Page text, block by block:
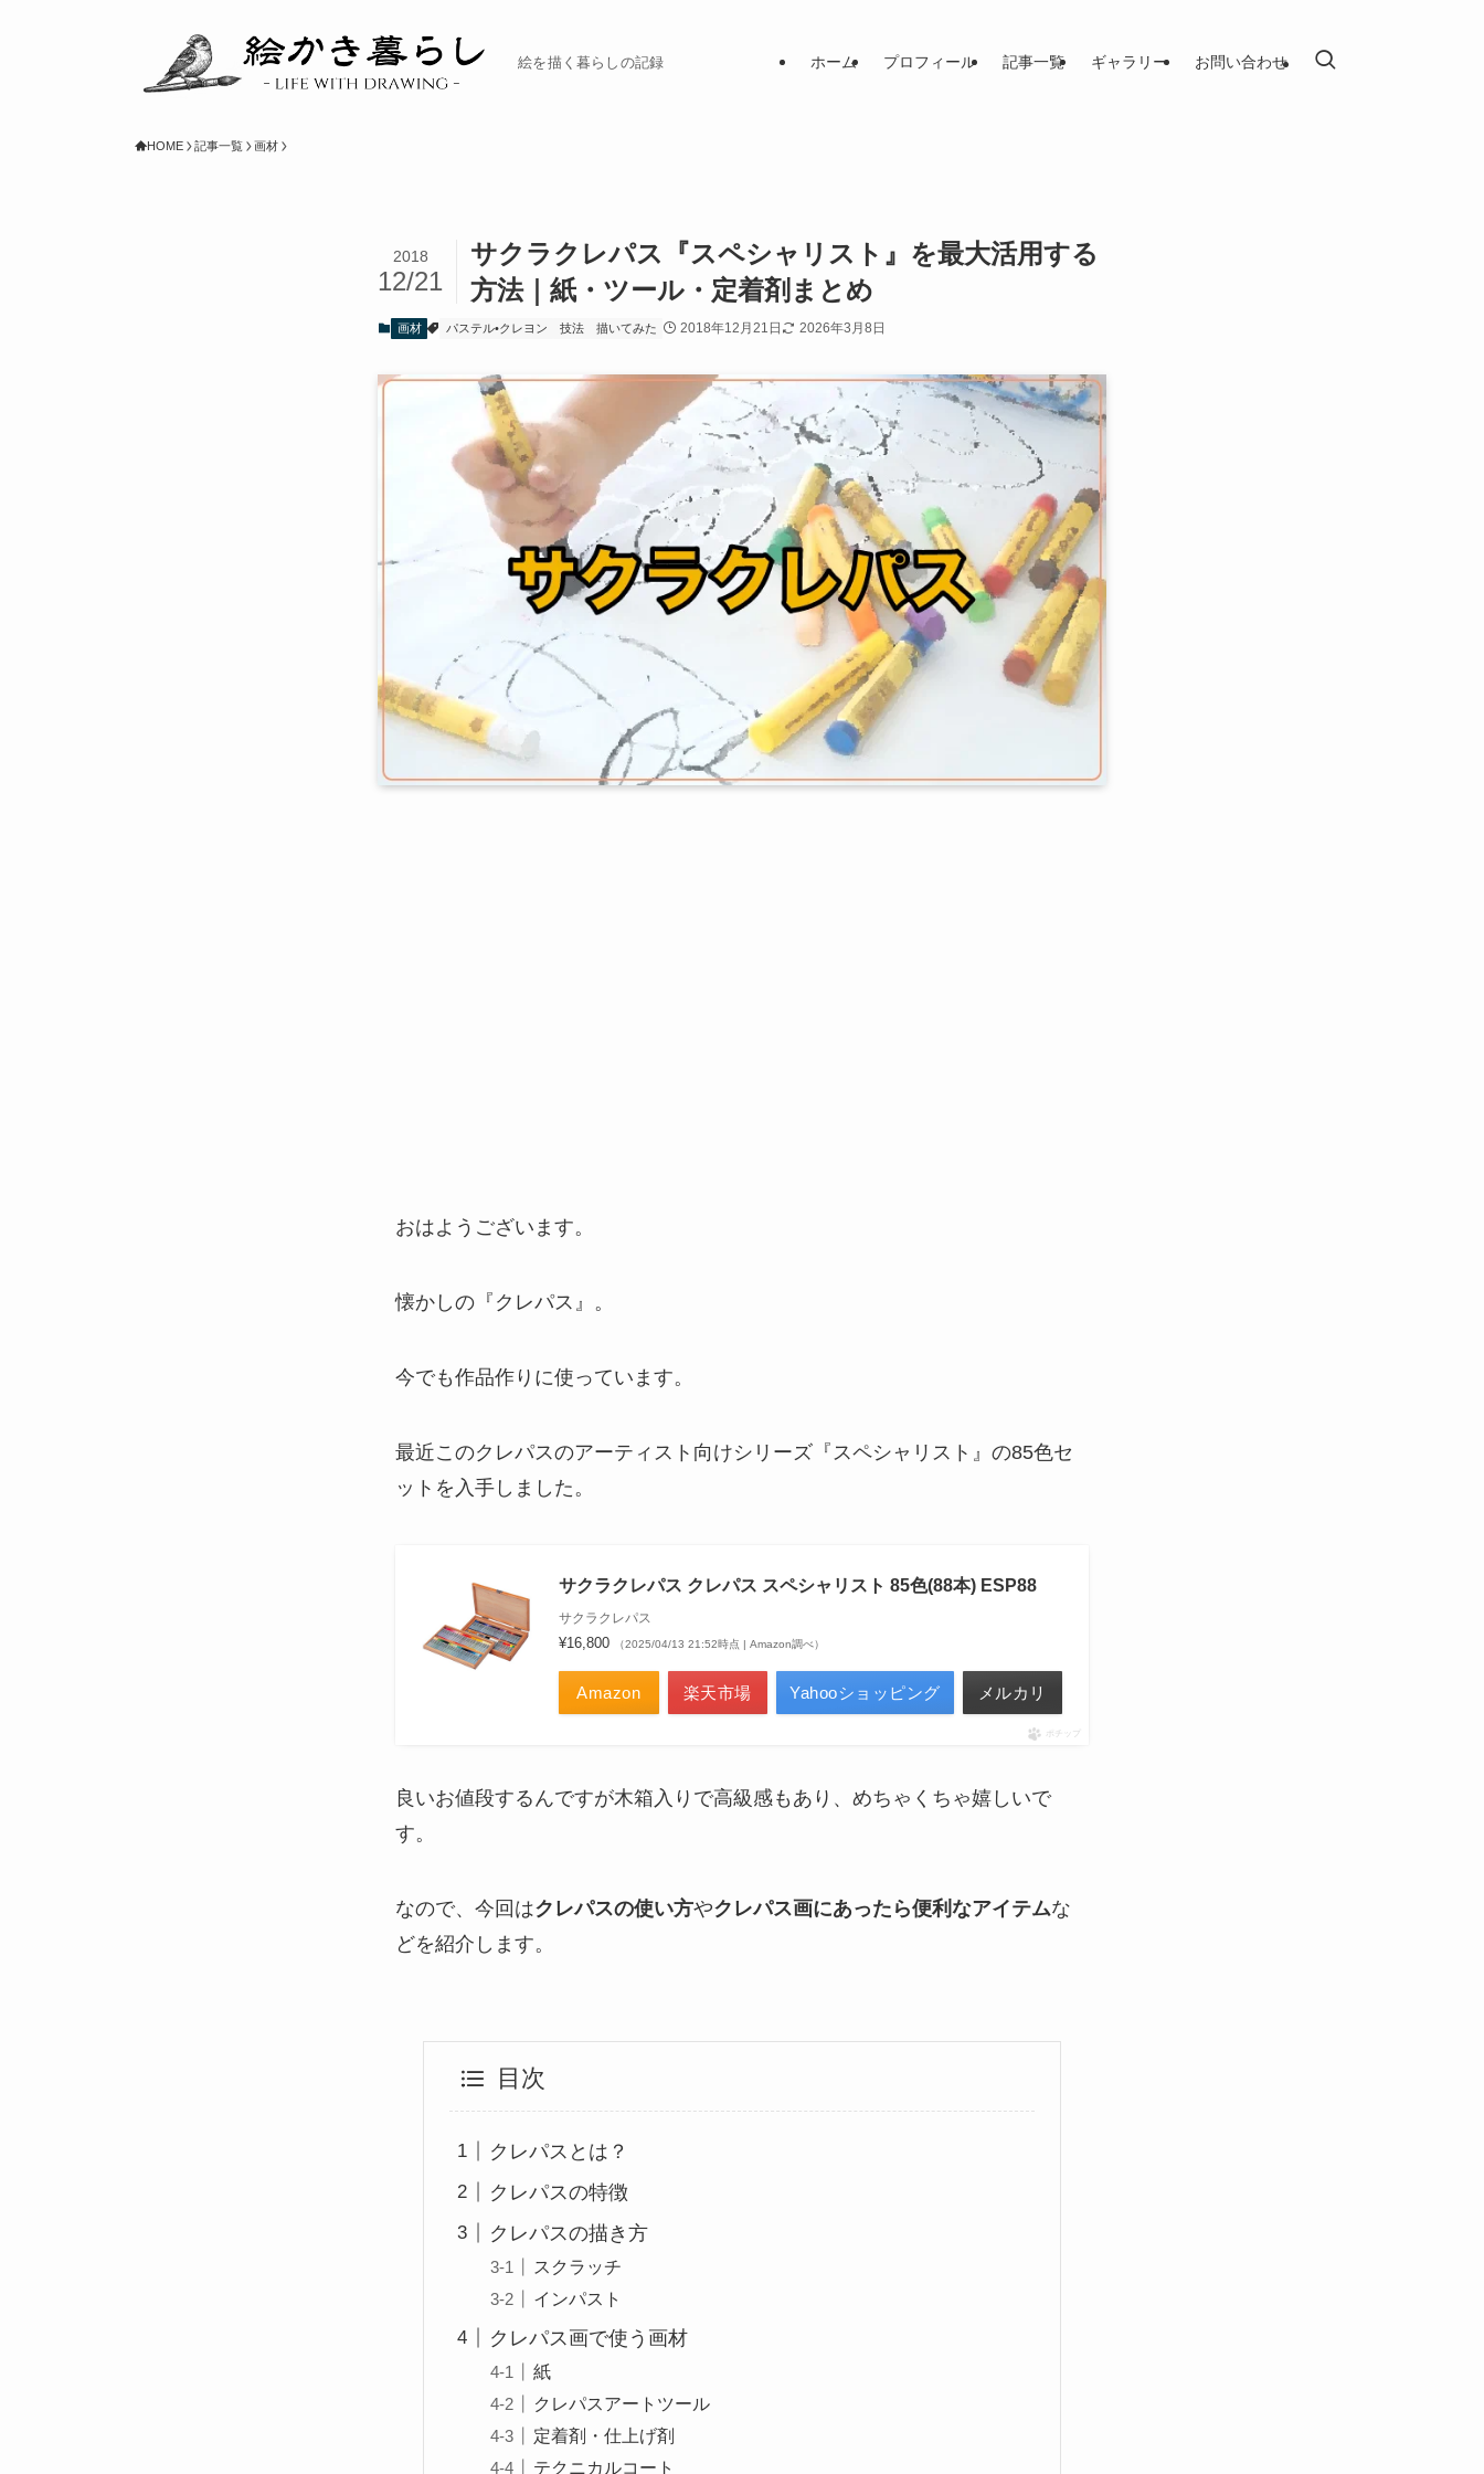
絵を描く暮らしの記録 ホーム プロフィール 記事一覧 ギャラリー お問い合わせ
HOME 記事一覧 画材
サクラクレパス『スペシャリスト』を最大活用する
方法｜紙・ツール・定着剤まとめ
2018
12/21
画材 パステル•クレヨン 技法 描いてみた 2018年12月21日 2026年3月8日
おはようございます。
懐かしの『クレパス』。
今でも作品作りに使っています。
最近このクレパスのアーティスト向けシリーズ『スペシャリスト』の85色セ
ットを入手しました。
サクラクレパス クレパス スペシャリスト 85色(88本) ESP88
サクラクレパス
¥16,800 （2025/04/13 21:52時点 | Amazon調べ）
Amazon 楽天市場 Yahooショッピング メルカリ
ポチップ
良いお値段するんですが木箱入りで高級感もあり、めちゃくちゃ嬉しいで
す。
なので、今回はクレパスの使い方やクレパス画にあったら便利なアイテムな
どを紹介します。
目次
クレパスとは？
クレパスの特徴
クレパスの描き方
スクラッチ
インパスト
クレパス画で使う画材
紙
クレパスアートツール
定着剤・仕上げ剤
テクニカルコート